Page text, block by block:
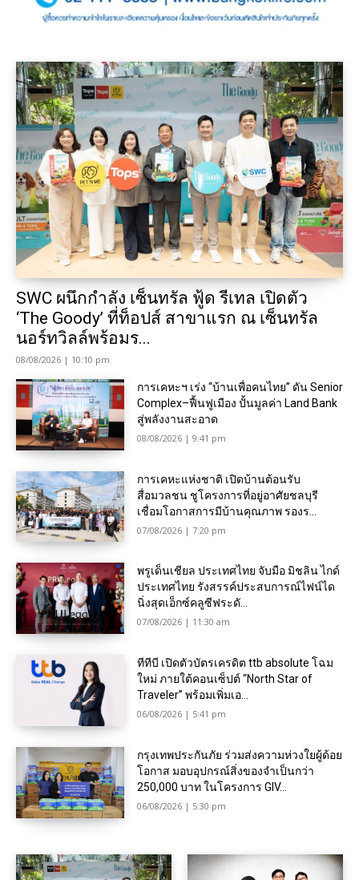
SWC ผนึกกำลัง เซ็นทรัล ฟู้ด รีเทล เปิดตัว
‘The Goody’ ที่ท็อปส์ สาขาแรก ณ เซ็นทรัล
นอร์ทวิลล์พร้อมร...
08/08/2026 | 10:10 pm
การเคหะฯ เร่ง “บ้านเพื่อคนไทย” ดัน Senior
Complex–ฟื้นฟูเมือง ปั้นมูลค่า Land Bank
สู่พลังงานสะอาด
08/08/2026 | 9:41 pm
การเคหะแห่งชาติ เปิดบ้านต้อนรับ
สื่อมวลชน ชูโครงการที่อยู่อาศัยชลบุรี
เชื่อมโอกาสการมีบ้านคุณภาพ รองร...
07/08/2026 | 7:20 pm
พรูเด็นเชียล ประเทศไทย จับมือ มิชลิน ไกด์
ประเทศไทย รังสรรค์ประสบการณ์ไฟน์ได
นิ่งสุดเอ็กซ์คลูซีฟระดั...
07/08/2026 | 11:30 am
ทีทีบี เปิดตัวบัตรเครดิต ttb absolute โฉม
ใหม่ ภายใต้คอนเซ็ปต์ “North Star of
Traveler” พร้อมเพิ่มเอ...
06/08/2026 | 5:41 pm
กรุงเทพประกันภัย ร่วมส่งความห่วงใยผู้ด้อย
โอกาส มอบอุปกรณ์สิ่งของจำเป็นกว่า
250,000 บาท ในโครงการ GIV...
06/08/2026 | 5:30 pm